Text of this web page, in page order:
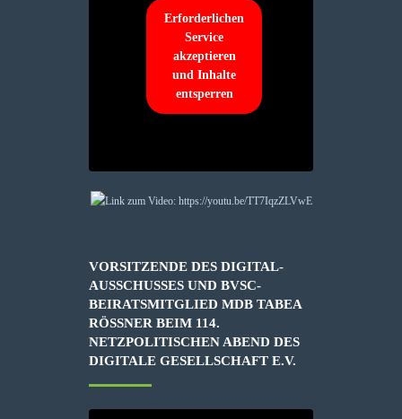
Erforderlichen
Service
akzeptieren
und Inhalte
entsperren
VORSITZENDE DES DIGITAL-
AUSSCHUSSES UND BVSC-
BEIRATSMITGLIED MDB TABEA
RÖSSNER BEIM 114. N
ETZPOLITISCHEN ABEND DES D
IGITALE GESELLSCHAFT E.V.